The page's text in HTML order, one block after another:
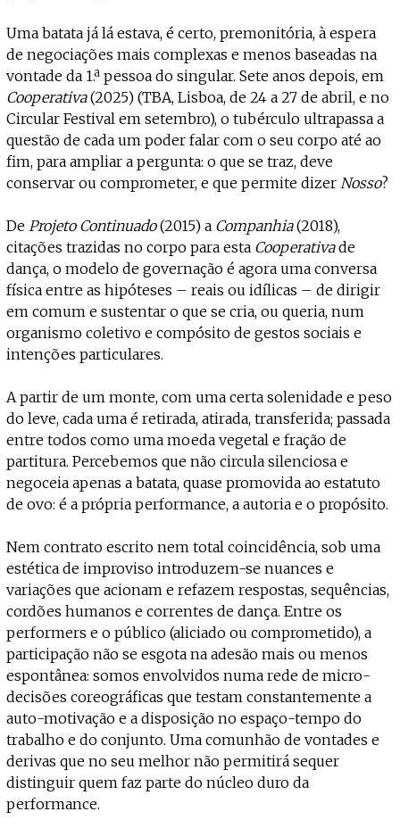
Coffeelabs Cursos curtos
Uma batata já lá estava, é certo, premonitória, à espera
de negociações mais complexas e menos baseadas na
vontade da 1.ª pessoa do singular. Sete anos depois, em
Cooperativa(2025) (TBA, Lisboa, de 24 a 27 de abril, e no
Circular Festival em setembro), o tubérculo ultrapassa a
questão de cada um poder falar com o seu corpo até ao
fim, para ampliar a pergunta: o que se traz, deve
conservar ou comprometer, e que permite dizer Nosso?
De Projeto Continuado(2015) a Companhia(2018),
citações trazidas no corpo para esta Cooperativade
dança, o modelo de governação é agora uma conversa
física entre as hipóteses – reais ou idílicas – de dirigir
em comum e sustentar o que se cria, ou queria, num
organismo coletivo e compósito de gestos sociais e
intenções particulares.
A partir de um monte, com uma certa solenidade e peso
do leve, cada uma é retirada, atirada, transferida; passada
entre todos como uma moeda vegetal e fração de
partitura. Percebemos que não circula silenciosa e
negoceia apenas a batata, quase promovida ao estatuto
de ovo: é a própria performance, a autoria e o propósito.
Nem contrato escrito nem total coincidência, sob uma
estética de improviso introduzem-se nuances e
variações que acionam e refazem respostas, sequências,
cordões humanos e correntes de dança. Entre os
performers e o público (aliciado ou comprometido), a
participação não se esgota na adesão mais ou menos
espontânea: somos envolvidos numa rede de micro-
decisões coreográficas que testam constantemente a
auto-motivação e a disposição no espaço-tempo do
trabalho e do conjunto. Uma comunhão de vontades e
derivas que no seu melhor não permitirá sequer
distinguir quem faz parte do núcleo duro da
performance.